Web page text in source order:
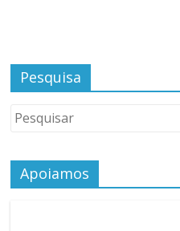
Pesquisa
Apoiamos